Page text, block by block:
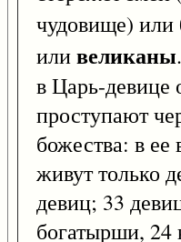
чудовище) или
иливеликаны
в Царь-девице
проступают
божества: в ее
живут только
девиц; 33
богатырши, 24